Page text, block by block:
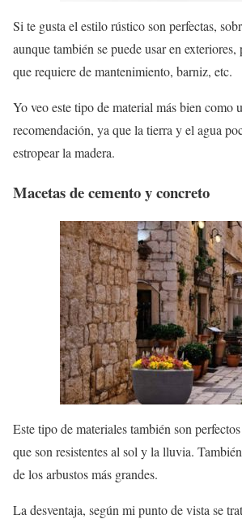
Si te gusta el estilo rústico son perfectas,
aunque también se puede usar en
que requiere de mantenimiento, barniz, etc.
Yo veo este tipo de material más bien como
recomendación, ya que la tierra y el agua
estropear la madera.
Macetas de cemento y concreto
Este tipo de materiales también son
que son resistentes al sol y la lluvia.
de los arbustos más grandes.
La desventaja, según mi punto de vista se